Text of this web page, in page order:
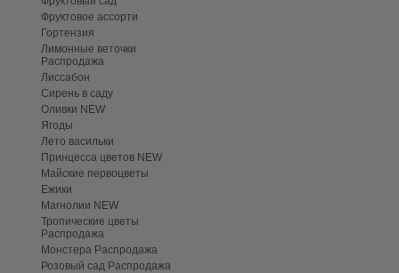
Фруктовое ассорти
Гортензия
Лимонные веточки
Распродажа
Лиссабон
Сирень в саду
Оливки NEW
Ягоды
Лето васильки
Принцесса цветов NEW
Майские первоцветы
Ежики
Магнолии NEW
Тропические цветы
Распродажа
Монстера Распродажа
Розовый сад Распродажа